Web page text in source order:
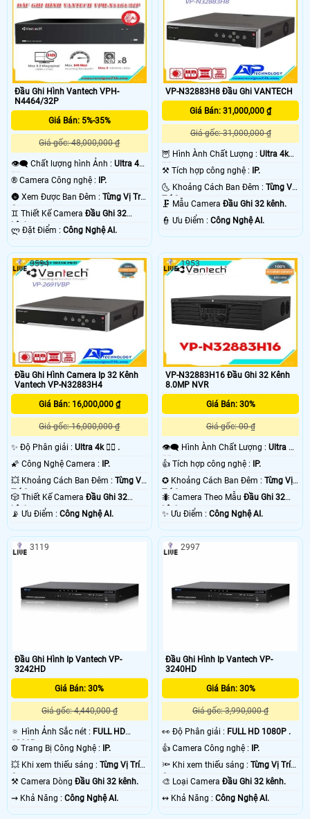
📀 Đầu thu camera ip 32 kênh VanTech là dòng đầu ghi hình chuyên dụng
cho những dự án lớn. với chất lượng ghi hình chuẩn FULL HD va ultra HD
Giá rẻ so với đầu ghi 32 kênh VanTech HD analog Đầu thu 32 kênh
VanTech Ip sử dụng cho camera Ip và số lượng lớn thiết kế băng thông
card mạng cao phù hợp với nhu cầu sử dụng.
💾 Đầu thu 32 kênh VanTech IP của nhiều thương hiệu camera. trong dó những
thương hiệu camera chất lượng như Hikvision, Daua, kbviision, Vantech, UNV
univew, Hikook đà những thương hiệu camera chất lượng uy tín 💡
Đầu Ghi Hình Vantech VPH-
N4464/32P
Giá Bán: 5%-35%
Giá gốc: 48,000,000 ₫
👁️‍🗨 Chất lượng hình Ảnh : Ultra 4k
👍🏾 .
®️ Camera Công nghệ :
IP.
🌚 Xem Được Ban Đêm : Từng Vị Trí
Camera .
♊ Thiết Kế Camera Đầu Ghi 32
kênh.
️ლ Đặt Điểm : Công Nghệ AI.
VP-N32883H8 Đầu Ghi VANTECH
Giá Bán: 31,000,000 ₫
Giá gốc: 31,000,000 ₫
🦉 Hình Ành Chất Lượng :Ultra 4k
👍🏾 .
⚒ Tích hợp công nghệ :
IP.
🌜 Khoảng Cách Ban Đêm :Từng Vị
Trí Camera .
🗜️ Mẫu CameraĐầu Ghi 32 kênh.
️👮 Ưu Điểm :Công Nghệ AI.
Đầu Ghi Hình Camera Ip 32 Kênh
Vantech VP-N32883H4
Giá Bán: 16,000,000 ₫
Giá gốc: 16,000,000 ₫
✨ Độ Phân giải : Ultra 4k 👍🏾 .
🌠 Công Nghệ Camera :
IP.
💥 Khoảng Cách Ban Đêm : Từng Vị
Trí Camera .
🎲 Thiết Kế Camera Đầu Ghi 32
kênh.
️📡 Ưu Điểm : Công Nghệ AI.
3594
VP-N32883H16 Đầu Ghi 32 Kênh
8.0MP NVR
Giá Bán: 30%
Giá gốc: 00 ₫
👁️‍🗨 Hình Ành Chất Lượng :Ultra 4k
👍🏾 .
👍 Tích hợp công nghệ :
IP.
✪ Khoảng Cách Ban Đêm :Từng Vị
Trí Camera .
🐜 Camera Theo MẫuĐầu Ghi 32
kênh.
️✨ Ưu Điểm :Công Nghệ AI.
1953
Đầu Ghi Hình Ip Vantech VP-
3242HD
Giá Bán: 30%
Giá gốc: 4,440,000 ₫
🔅 Hình Ảnh Sắc nét : FULL HD
1080P .
⚙ Trang Bị Công Nghệ : IP.
💥 Khi xem thiếu sáng : Từng Vị Trí
Camera .
⚒ Camera Dòng Đầu Ghi 32 kênh.
️⇝ Khả Năng : Công Nghệ AI.
3119
Đầu Ghi Hình Ip Vantech VP-
3240HD
Giá Bán: 30%
Giá gốc: 3,990,000 ₫
️👀 Độ Phân giải : FULL HD 1080P .
👍 Camera Công nghệ : IP.
🔦 Khi xem thiếu sáng :Từng Vị Trí
Camera .
🎨 Loại CameraĐầu Ghi 32 kênh.
️↭ Khả Năng :Công Nghệ AI.
2997